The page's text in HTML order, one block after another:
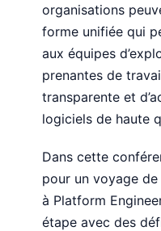
organisations
forme unifiée qui
aux équipes
prenantes de
transparente et
logiciels de haute
Dans cette
pour un voyage
à Platform
étape avec des